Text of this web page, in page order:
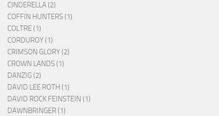
CINDERELLA (2)
COFFIN HUNTERS (1)
COLTRE (1)
CORDUROY (1)
CRIMSON GLORY (2)
CROWN LANDS (1)
DANZIG (2)
DAVID LEE ROTH (1)
DAVID ROCK FEINSTEIN (1)
DAWNBRINGER (1)